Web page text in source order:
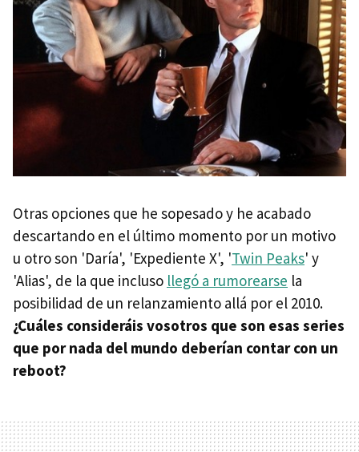
Otras opciones que he sopesado y he acabado
descartando en el último momento por un motivo
u otro son 'Daría', 'Expediente X', 'Twin Peaks' y
'Alias', de la que incluso llegó a rumorearse la
posibilidad de un relanzamiento allá por el 2010.
¿Cuáles consideráis vosotros que son esas series
que por nada del mundo deberían contar con un
reboot?